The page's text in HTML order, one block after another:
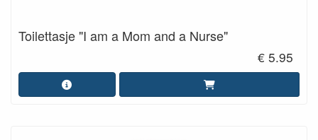
Toilettasje "I am a Mom and a Nurse"
€ 5.95